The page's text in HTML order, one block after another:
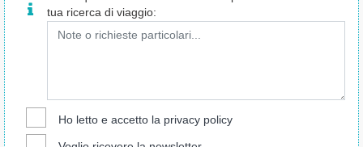
tua ricerca di viaggio:
Ho letto e accetto la privacy policy